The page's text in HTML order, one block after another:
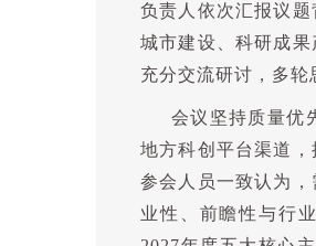
负责人依次汇报议
城市建设、科研成
充分交流研讨，多轮
会议坚持质量优
地方科创平台渠道
参会人员一致认为
业性、前瞻性与行